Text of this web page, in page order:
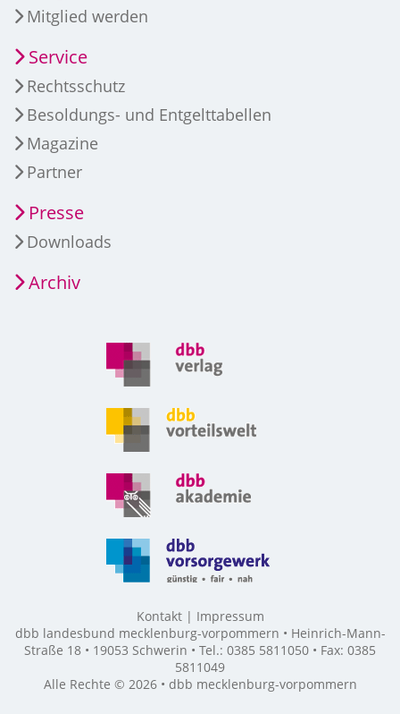
Mitglied werden
Service
Rechtsschutz
Besoldungs- und Entgelttabellen
Magazine
Partner
Presse
Downloads
Archiv
Kontakt
Impressum
dbb landesbund mecklenburg-vorpommern • Heinrich-Mann-
Straße 18 • 19053 Schwerin • Tel.: 0385 5811050 • Fax: 0385
5811049
Alle Rechte © 2026 • dbb mecklenburg-vorpommern